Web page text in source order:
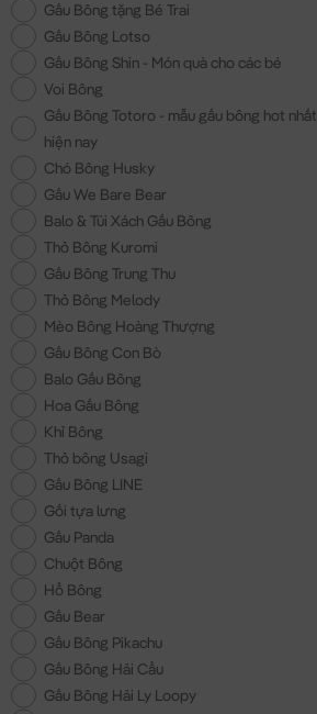
Gấu Bông tặng Bé Trai
Gấu Bông Lotso
Gấu Bông Shin - Món quà cho các bé
Voi Bông
Gấu Bông Totoro - mẫu gấu bông hot nhất
hiện nay
Chó Bông Husky
Gấu We Bare Bear
Balo & Túi Xách Gấu Bông
Thỏ Bông Kuromi
Gấu Bông Trung Thu
Thỏ Bông Melody
Mèo Bông Hoàng Thượng
Gấu Bông Con Bò
Balo Gấu Bông
Hoa Gấu Bông
Khỉ Bông
Thỏ bông Usagi
Gấu Bông LINE
Gối tựa lưng
Gấu Panda
Chuột Bông
Hổ Bông
Gấu Bear
Gấu Bông Pikachu
Gấu Bông Hải Cẩu
Gấu Bông Hải Ly Loopy